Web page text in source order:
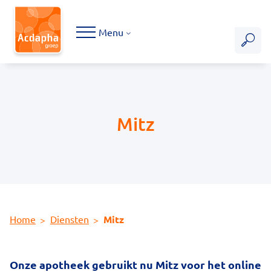
Hoofdmenu
Menu
Home Diensten Mitz
Mitz
Onze apotheek gebruikt nu Mitz voor het online